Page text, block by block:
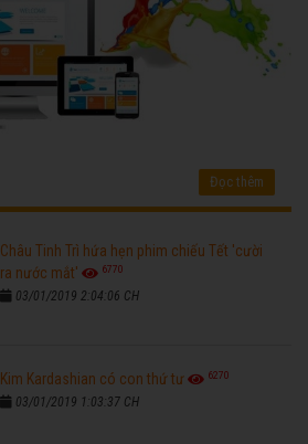
Đọc thêm
Châu Tinh Trì hứa hẹn phim chiếu Tết 'cười
ra nước mắt'
6770
03/01/2019 2:04:06 CH
Kim Kardashian có con thứ tư 6270
03/01/2019 1:03:37 CH